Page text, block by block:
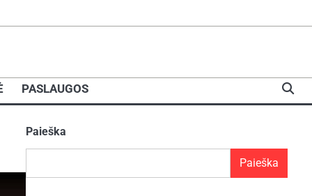
PASLAUGOS
Paieška
Paieška